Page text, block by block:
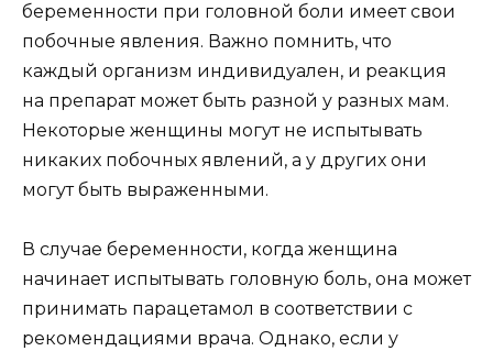
беременности при головной боли имеет свои
побочные явления. Важно помнить, что
каждый организм индивидуален, и реакция
на препарат может быть разной у разных мам.
Некоторые женщины могут не испытывать
никаких побочных явлений, а у других они
могут быть выраженными.
В случае беременности, когда женщина
начинает испытывать головную боль, она может
принимать парацетамол в соответствии с
рекомендациями врача. Однако, если у